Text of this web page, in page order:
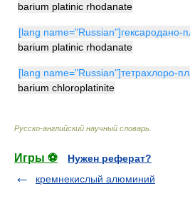
barium platinic rhodanate
[lang name="Russian"]гексародано-
barium platinic rhodanate
[lang name="Russian"]тетрахлоро-
barium chloroplatinite
Русско-английский научный словарь
Игры ⚽
Нужен реферат?
кремнекислый алюминий